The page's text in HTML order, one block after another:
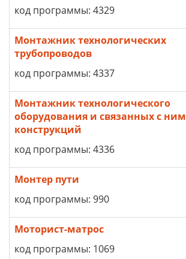
код программы: 4329
Монтажник технологических
трубопроводов
код программы: 4337
Монтажник технологического
оборудования и связанных с ним
конструкций
код программы: 4336
Монтер пути
код программы: 990
Моторист-матрос
код программы: 1069